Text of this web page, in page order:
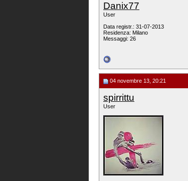
Danix77
User
Data registr.: 31-07-2013
Residenza: Milano
Messaggi: 26
04 novembre 13, 20:21
spirrittu
User